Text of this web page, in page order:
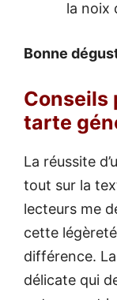
la noix
Bonne
Conseils
tarte
La réussite
tout sur la
lecteurs me
cette
différence.
délicate qui